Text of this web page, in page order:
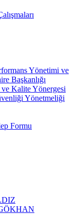
Yönetimi ve
Başkanlığı
ve Kalite Yönergesi
Yönetmeliği
Formu